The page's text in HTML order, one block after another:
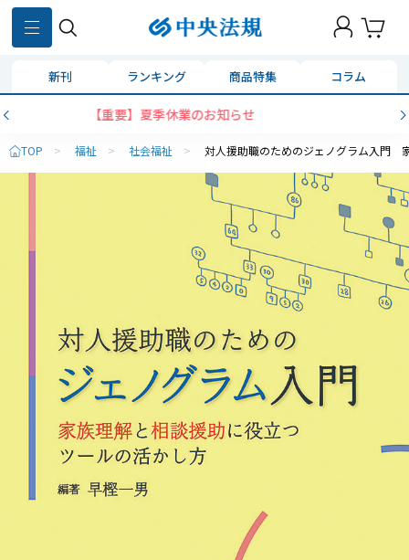
新刊 ランキング 商品特集 コラム
コンビニ決済に「セブンイレブン」を
TOP > 福祉 > 社会福祉 > 対人援助職のためのジェノグラム入門